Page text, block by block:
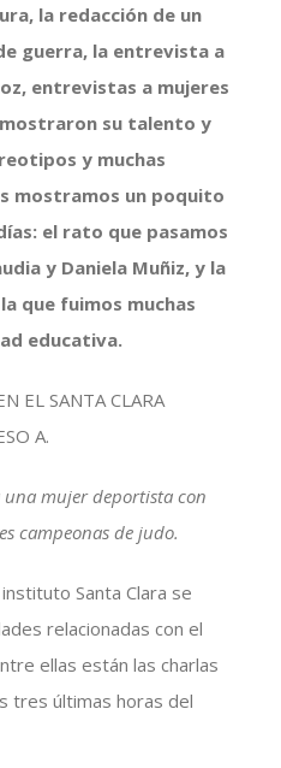
la redacción de un
guerra, la entrevista a
entrevistas a mujeres
su talento y
y muchas
mostramos un poquito
el rato que pasamos
y Daniela Muñiz, y la
que fuimos muchas
educativa.
EL SANTA CLARA
A.
una mujer deportista con
campeonas de judo.
Santa Clara se
relacionadas con el
ellas están las charlas
tres últimas horas del